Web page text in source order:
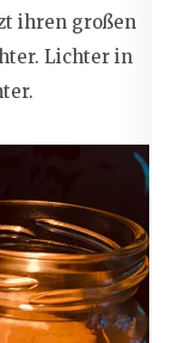
ihren großen
Lichter in